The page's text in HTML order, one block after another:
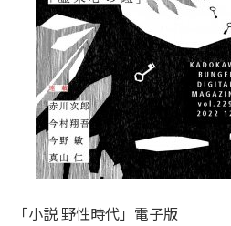
「小説 野性時代」電子版